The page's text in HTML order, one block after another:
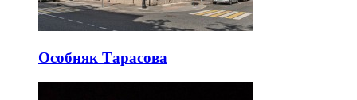
Особняк Тарасова